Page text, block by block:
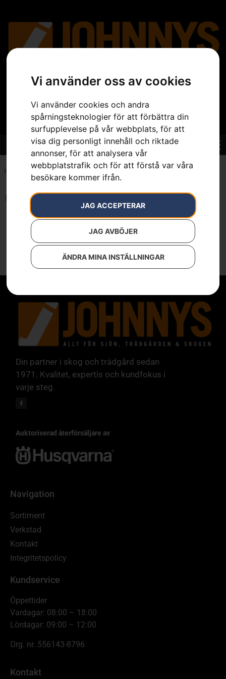
Vi använder oss av cookies
Vi använder cookies och andra
spårningsteknologier för att förbättra din
surfupplevelse på vår webbplats, för att
visa dig personligt innehåll och riktade
annonser, för att analysera vår
webbplatstrafik och för att förstå var våra
besökare kommer ifrån.
JAG ACCEPTERAR
JAG AVBÖJER
ÄNDRA MINA INSTÄLLNINGAR
Hem Sortiment » Övrigt » Redskap
Inga resultat.
Din partner i skog och trädgård sedan
1971. Kvalitet, expertis och kundfokus i
varje steg.
Auktoriserad återförsäljare av
Navigation
Sortiment
Verkstad
Kontakt
Integritetspolicy
Kundservice
Öppettider
Vardagar: 08:00 – 18:00
Lördagar: 09:00 – 12:00
Org. nr. 556143-8796
Kontakt